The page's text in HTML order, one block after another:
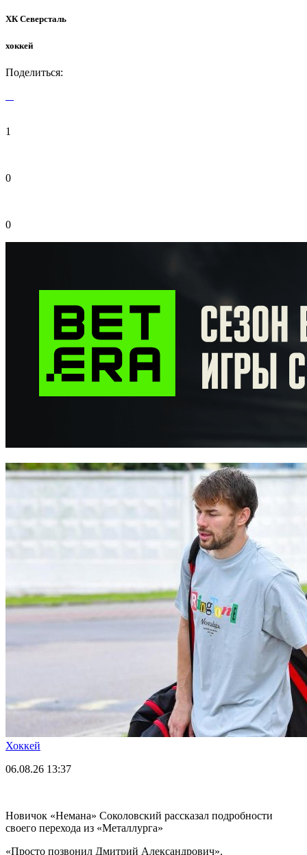
ХК Северсталь
хоккей
Поделиться:
1
0
0
Хоккей
06.08.26 13:37
Новичок «Немана» Соколовский рассказал подробности
своего перехода из «Металлурга»
«Просто позвонил Дмитрий Александрович».